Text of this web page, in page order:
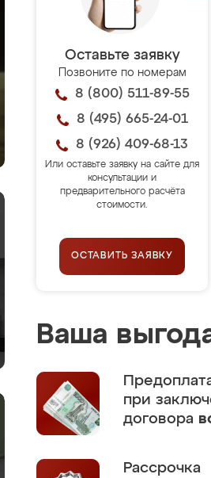
Оставьте заявку
Позвоните по номерам
8 (800) 511-89-55
8 (495) 665-24-01
8 (926) 409-68-13
Или оставьте заявку на сайте для
консультации и
предварительного расчёта
стоимости.
ОСТАВИТЬ ЗАЯВКУ
Ваша
при
договора
Рассрочка